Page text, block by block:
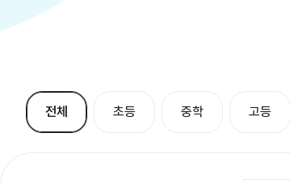
전체 초등 중학 고등